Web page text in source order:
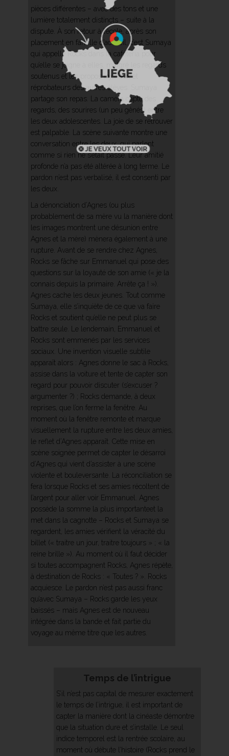
pièces différentes – avec des tons et une
lumière totalement distincts – suite à la
dispute. À son retour à l’école, après son
placement en famille d’accueil, c’est Sumaya
qui appelle Rocks dans la cafétéria pour
qu’elle se joigne à elles, malgré les regards
soutenus et les propos injurieux et
réprobateurs des autres élèves. Sumaya
partage son repas. La caméra capte des
regards, des sourires (un peu gênés) entre
les deux adolescentes. La joie de se retrouver
est palpable. La scène suivante montre une
conversation entre les deux, qui parlent
comme si rien ne s’était passé. Leur amitié
profonde n’a pas été altérée à long terme. Le
pardon n’est pas verbalisé, il est consenti par
les deux.
La dénonciation d’Agnes (ou plus
probablement de sa mère vu la manière dont
les images montrent une désunion entre
Agnes et la mère) mènera également à une
rupture. Avant de se rendre chez Agnes,
Rocks se fâche sur Emmanuel qui pose des
questions sur la loyauté de son amie (« je la
connais depuis la primaire. Arrête ça ! »).
Agnes cache les deux jeunes. Tout comme
Sumaya, elle s’inquiète de ce que va faire
Rocks et soutient qu’elle ne peut plus se
battre seule. Le lendemain, Emmanuel et
Rocks sont emmenés par les services
sociaux. Une invention visuelle subtile
apparaît alors : Agnes donne le sac à Rocks,
assise dans la voiture et tente de capter son
regard pour pouvoir discuter (s’excuser ?
argumenter ?) ; Rocks demande, à deux
reprises, que l’on ferme la fenêtre. Au
moment où la fenêtre remonte et marque
visuellement la rupture entre les deux amies,
le reflet d’Agnes apparaît. Cette mise en
scène soignée permet de capter le désarroi
d’Agnes qui vient d’assister à une scène
violente et bouleversante. La réconciliation se
fera lorsque Rocks et ses amies récoltent de
l’argent pour aller voir Emmanuel. Agnes
possède la somme la plus importanteet la
met dans la cagnotte – Rocks et Sumaya se
regardent, les amies vérifient la véracité du
billet (« traitre un jour, traitre toujours » ; « la
reine brille »). Au moment où il faut décider
si toutes accompagnent Rocks, Agnes répète,
à destination de Rocks : « Toutes ? ». Rocks
acquiesce. Le pardon n’est pas aussi franc
qu’avec Sumaya – Rocks garde les yeux
baissés – mais Agnes est de nouveau
intégrée dans la bande et fait partie du
voyage au même titre que les autres.
Temps de l’intrigue
S’il n’est pas capital de mesurer exactement
le temps de l’intrigue, il est important de
capter la manière dont la cinéaste démontre
que la situation dure et s’installe. Le seul
indice temporel est la rentrée scolaire, au
moment où débute l’histoire (Rocks prend le